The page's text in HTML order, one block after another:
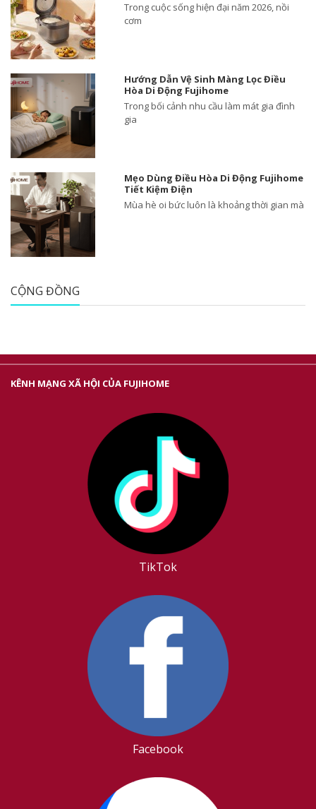
Trong cuộc sống hiện đại năm 2026, nồi
cơm
Hướng Dẫn Vệ Sinh Màng Lọc Điều
Hòa Di Động Fujihome
Trong bối cảnh nhu cầu làm mát gia đình
gia
Mẹo Dùng Điều Hòa Di Động Fujihome
Tiết Kiệm Điện
Mùa hè oi bức luôn là khoảng thời gian mà
CỘNG ĐỒNG
KÊNH MẠNG XÃ HỘI CỦA FUJIHOME
TikTok
Facebook